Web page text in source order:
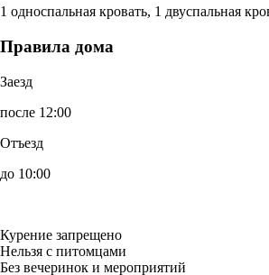
1 односпальная кровать, 1 двуспальная
Правила дома
Заезд
после 12:00
Отъезд
до 10:00
Курение запрещено
Нельзя с питомцами
Без вечеринок и мероприятий